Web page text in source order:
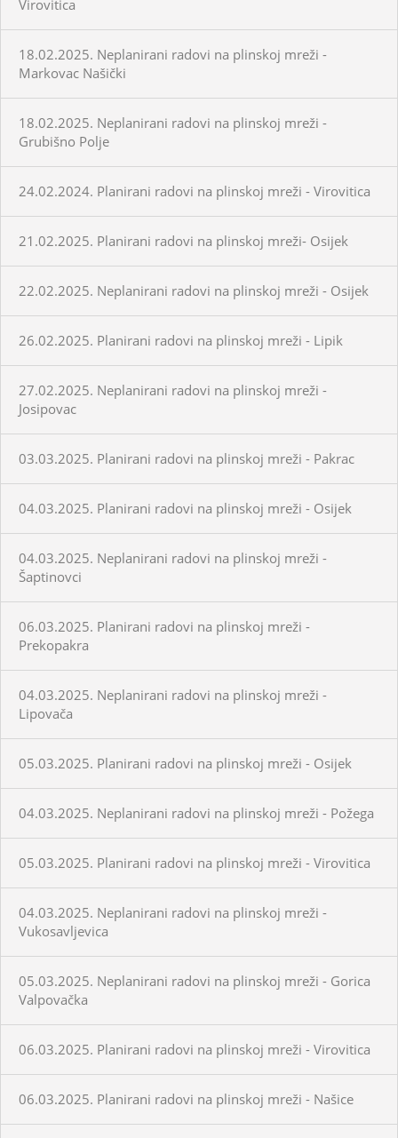
Virovitica
18.02.2025. Neplanirani radovi na plinskoj mreži -
Markovac Našički
18.02.2025. Neplanirani radovi na plinskoj mreži -
Grubišno Polje
24.02.2024. Planirani radovi na plinskoj mreži - Virovitica
21.02.2025. Planirani radovi na plinskoj mreži- Osijek
22.02.2025. Neplanirani radovi na plinskoj mreži - Osijek
26.02.2025. Planirani radovi na plinskoj mreži - Lipik
27.02.2025. Neplanirani radovi na plinskoj mreži -
Josipovac
03.03.2025. Planirani radovi na plinskoj mreži - Pakrac
04.03.2025. Planirani radovi na plinskoj mreži - Osijek
04.03.2025. Neplanirani radovi na plinskoj mreži -
Šaptinovci
06.03.2025. Planirani radovi na plinskoj mreži -
Prekopakra
04.03.2025. Neplanirani radovi na plinskoj mreži -
Lipovača
05.03.2025. Planirani radovi na plinskoj mreži - Osijek
04.03.2025. Neplanirani radovi na plinskoj mreži - Požega
05.03.2025. Planirani radovi na plinskoj mreži - Virovitica
04.03.2025. Neplanirani radovi na plinskoj mreži -
Vukosavljevica
05.03.2025. Neplanirani radovi na plinskoj mreži - Gorica
Valpovačka
06.03.2025. Planirani radovi na plinskoj mreži - Virovitica
06.03.2025. Planirani radovi na plinskoj mreži - Našice